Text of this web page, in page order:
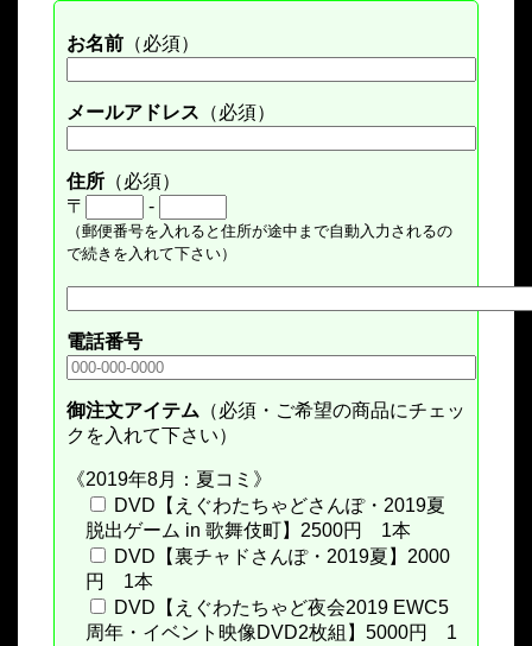
お名前 （必須）
メールアドレス （必須）
住所 （必須）
〒
-
（郵便番号を入れると住所が途中まで自動入力されるの
で続きを入れて下さい）
電話番号
御注文アイテム （必須・ご希望の商品にチェッ
クを入れて下さい）
《2019年8月：夏コミ》
DVD【えぐわたちゃどさんぽ・2019夏
脱出ゲーム in 歌舞伎町】2500円 1本
DVD【裏チャドさんぽ・2019夏】2000
円 1本
DVD【えぐわたちゃど夜会2019 EWC5
周年・イベント映像DVD2枚組】5000円 1